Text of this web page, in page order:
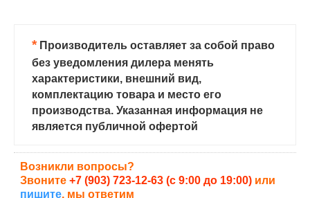
*Производитель оставляет за собой право
без уведомления дилера менять
характеристики, внешний вид,
комплектацию товара и место его
производства. Указанная информация не
является публичной офертой
Возникли вопросы?
Звоните +7 (903) 723-12-63 (с 9:00 до 19:00) или
пишите, мы ответим